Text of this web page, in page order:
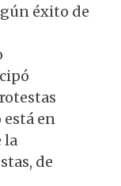
éxito de
está en
la
de